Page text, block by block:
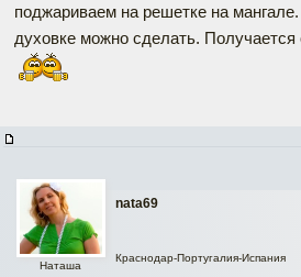
поджариваем на решетке на
духовке можно сделать. Получается
nata69
Наташа
Краснодар-Португалия-Испания